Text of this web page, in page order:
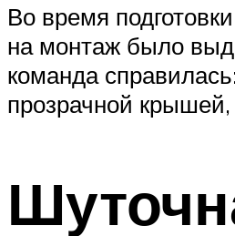
Во время
на монтаж было
команда
прозрачной